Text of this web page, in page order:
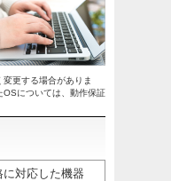
更する場合がありま
については、動作保証
対応した機器